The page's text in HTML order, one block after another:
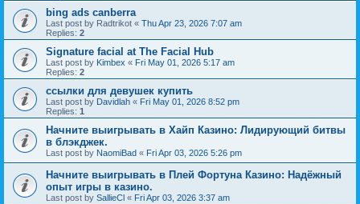
bing ads canberra
Last post by Radtrikot « Thu Apr 23, 2026 7:07 am
Replies: 2
Signature facial at The Facial Hub
Last post by Kimbex « Fri May 01, 2026 5:17 am
Replies: 2
ссылки для девушек купить
Last post by Davidlah « Fri May 01, 2026 8:52 pm
Replies: 1
Начните выигрывать в Хайп Казино: Лидирующий битвы
в блэкджек.
Last post by NaomiBad « Fri Apr 03, 2026 5:26 pm
Начните выигрывать в Плей Фортуна Казино: Надёжный
опыт игры в казино.
Last post by SallieCl « Fri Apr 03, 2026 3:37 am